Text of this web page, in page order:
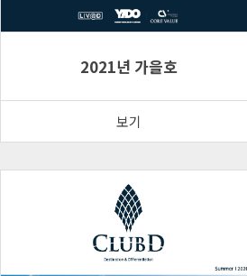
2021년 가을호
보기